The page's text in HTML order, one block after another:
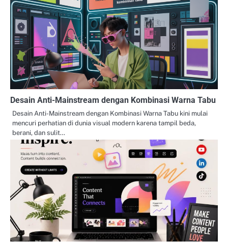
Desain Anti-Mainstream dengan Kombinasi Warna Tabu
Desain Anti-Mainstream dengan Kombinasi Warna Tabu kini mulai
mencuri perhatian di dunia visual modern karena tampil beda,
berani, dan sulit…